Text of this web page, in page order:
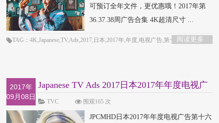
可预订全年文件，更优惠哦！2017年第
36.37.38周广告合集 4K超清尺寸 ...
阅读更多
TAG：4K,Japanese,TV,Ads,2017,日本,2017年,年度,电视广告,第十七弹
2017年
09月08日
Japanese TV Ads 2017日本2017年年度电视广
告第十六
TVC 围观165 次
JPCMHD日本2017年年度电视广告第十六